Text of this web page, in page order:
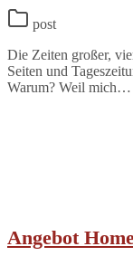
post
Die Zeiten großer,
Seiten und
Warum? Weil mich…
Angebot